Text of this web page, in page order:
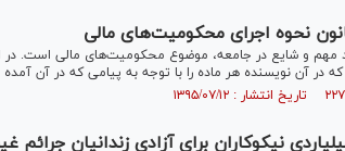
نحوه اجرای محکومیت‏‌های مالی
مهم و شایع در جامعه، موضوع محکومیت‌های مالی است. در
در آن نویسنده هر ماده را با توجه به پیامی که در آن